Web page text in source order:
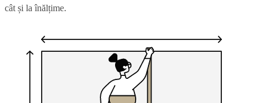
cât și la înălțime.